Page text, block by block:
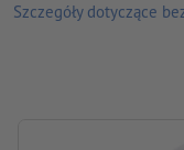
Szczegóły dotyczące